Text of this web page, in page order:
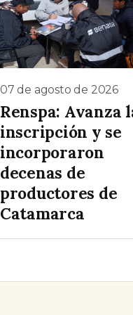
07 de agosto de 2026
Renspa: Avanza
inscripción y se
incorporaron
decenas de
productores de
Catamarca